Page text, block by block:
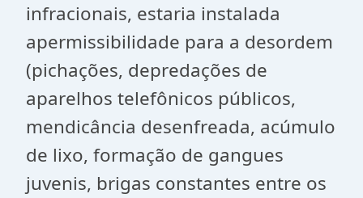
infracionais, estaria instalada
apermissibilidade para a desordem
(pichações, depredações de
aparelhos telefônicos públicos,
mendicância desenfreada, acúmulo
de lixo, formação de gangues
juvenis, brigas constantes entre os